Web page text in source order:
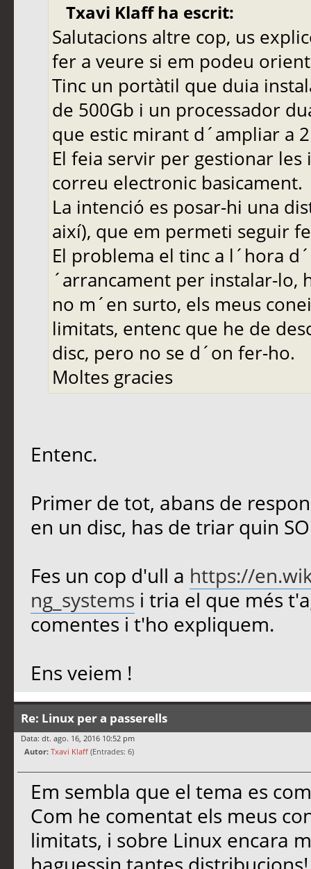
Txavi Klaff ha escrit:
Salutacions altre cop, us
fer a veure si em podeu
Tinc un portàtil que duia
de 500Gb i un processador
que estic mirant d´ampliar a
El feia servir per gestionar
correu electronic basicament.
La intenció es posar-hi una
així), que em permeti seguir
El problema el tinc a l´hora
´arrancament per instalar-lo,
no m´en surto, els meus
limitats, entenc que he de
disc, pero no se d´on fer-ho.
Moltes gracies
Entenc.
Primer de tot, abans de
en un disc, has de triar quin
Fes un cop d'ull a https://
ng_systems i tria el que més
comentes i t'ho expliquem.
Ens veiem !
Re: Linux per a passerells
Data: dt. ago. 16, 2016 10:52 pm
Autor: Txavi Klaff (Entrades: 6)
Em sembla que el tema es
Com he comentat els meus
limitats, i sobre Linux encara